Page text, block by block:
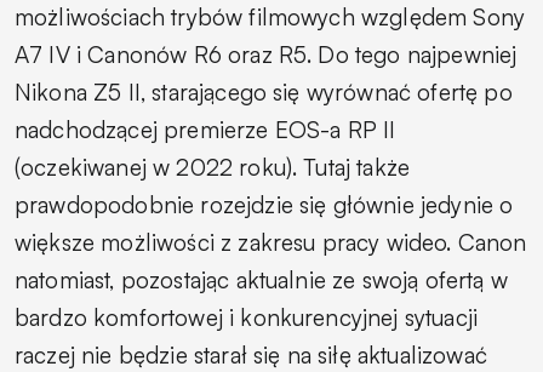
możliwościach trybów filmowych względem Sony
A7 IV i Canonów R6 oraz R5. Do tego najpewniej
Nikona Z5 II, starającego się wyrównać ofertę po
nadchodzącej premierze EOS-a RP II
(oczekiwanej w 2022 roku). Tutaj także
prawdopodobnie rozejdzie się głównie jedynie o
większe możliwości z zakresu pracy wideo. Canon
natomiast, pozostając aktualnie ze swoją ofertą w
bardzo komfortowej i konkurencyjnej sytuacji
raczej nie będzie starał się na siłę aktualizować